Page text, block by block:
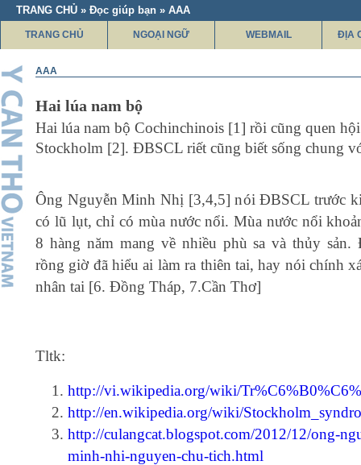
TRANG CHỦ » Đọc giúp bạn » AAA
TRANG CHỦ NGOẠI NGỮ WEBMAIL ĐỊA
AAA
Hai lúa nam bộ
Hai lúa nam bộ Cochinchinois [1] rồi cũng quen
Stockholm [2]. ĐBSCL riết cũng biết sống chung
Ông Nguyễn Minh Nhị [3,4,5] nói ĐBSCL trước
có lũ lụt, chỉ có mùa nước nổi. Mùa nước nổi
8 hàng năm mang về nhiều phù sa và thủy sản.
rồng giờ đã hiểu ai làm ra thiên tai, hay nói chính
nhân tai [6. Đồng Tháp, 7.Cần Thơ]
Tltk:
http://vi.wikipedia.org/wiki/
http://en.wikipedia.org/wiki/
http://culangcat.blogspot.com/2012/12/ong-
minh-nhi-nguyen-chu-tich.html